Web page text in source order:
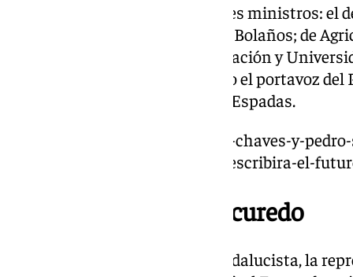
Al acto también han acudido tres ministros: el
Relaciones con las Cortes, Félix Bolaños; de
Luis Planas, y de Ciencia, Innovación y
han participado en el encuentro el portavoz del
general del PSOE andaluz Juan Espadas.
https://www.101tv.es/zapatero-chaves-y-
congreso-del-psoe-a-donde-se-escribira-el-
Reconocimiento a Escuredo
Como prueba de su promesa andalucista, la